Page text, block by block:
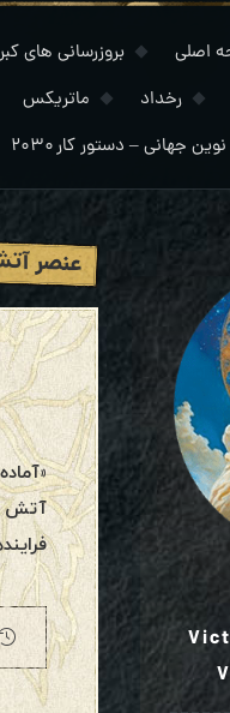
اصلی بروزرسانی های کبرا /
رخداد ماتریکس
جهانی – دستور کار ۲۰۳۰
عنصر
آتش